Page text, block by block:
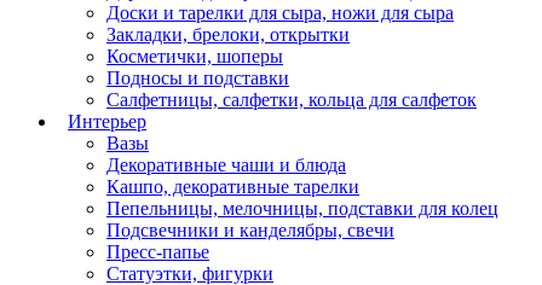
Доски и тарелки для сыра, ножи для сыра
Закладки, брелоки, открытки
Косметички, шоперы
Подносы и подставки
Салфетницы, салфетки, кольца для салфеток
Интерьер
Вазы
Декоративные чаши и блюда
Кашпо, декоративные тарелки
Пепельницы, мелочницы, подставки для колец
Подсвечники и канделябры, свечи
Пресс-папье
Статуэтки, фигурки